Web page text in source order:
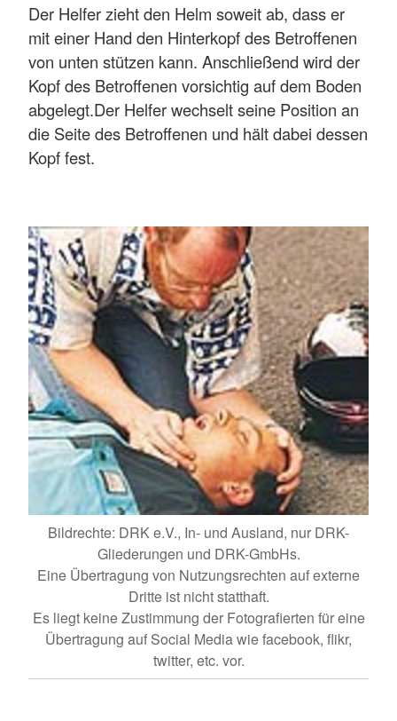
Der Helfer zieht den Helm soweit ab, dass er
mit einer Hand den Hinterkopf des Betroffenen
von unten stützen kann. Anschließend wird der
Kopf des Betroffenen vorsichtig auf dem Boden
abgelegt.Der Helfer wechselt seine Position an
die Seite des Betroffenen und hält dabei dessen
Kopf fest.
Bildrechte: DRK e.V., In- und Ausland, nur DRK-
Gliederungen und DRK-GmbHs.
Eine Übertragung von Nutzungsrechten auf externe
Dritte ist nicht statthaft.
Es liegt keine Zustimmung der Fotografierten für eine
Übertragung auf Social Media wie facebook, flikr,
twitter, etc. vor.